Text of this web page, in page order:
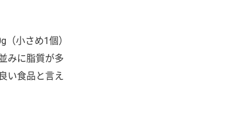
小さめ1個）
みに脂質が多
い食品と言え